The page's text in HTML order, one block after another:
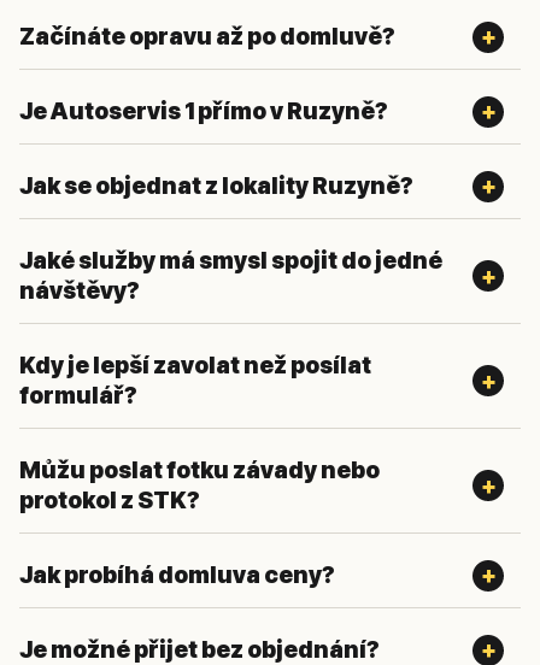
Začínáte opravu až po domluvě?
Je Autoservis 1 přímo v Ruzyně?
Jak se objednat z lokality Ruzyně?
Jaké služby má smysl spojit do jedné
návštěvy?
Kdy je lepší zavolat než posílat
formulář?
Můžu poslat fotku závady nebo
protokol z STK?
Jak probíhá domluva ceny?
Je možné přijet bez objednání?